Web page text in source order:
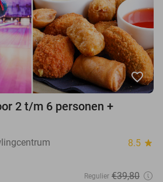
favorite_border
2 t/m 6 personen +
8.5 star
Regulier €39,80